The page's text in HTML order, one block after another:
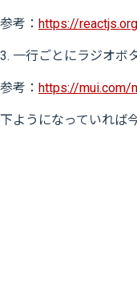
参考： https://
3. 一行ごとにラジオボ
参考： https://mui.com/
下ようになっていれば